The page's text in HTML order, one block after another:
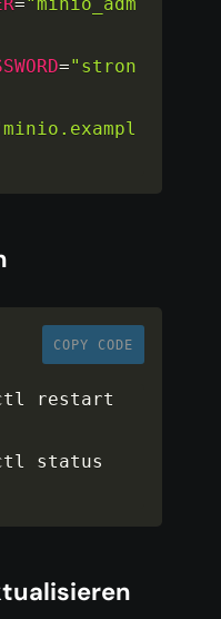
="stron
COPY CODE
status